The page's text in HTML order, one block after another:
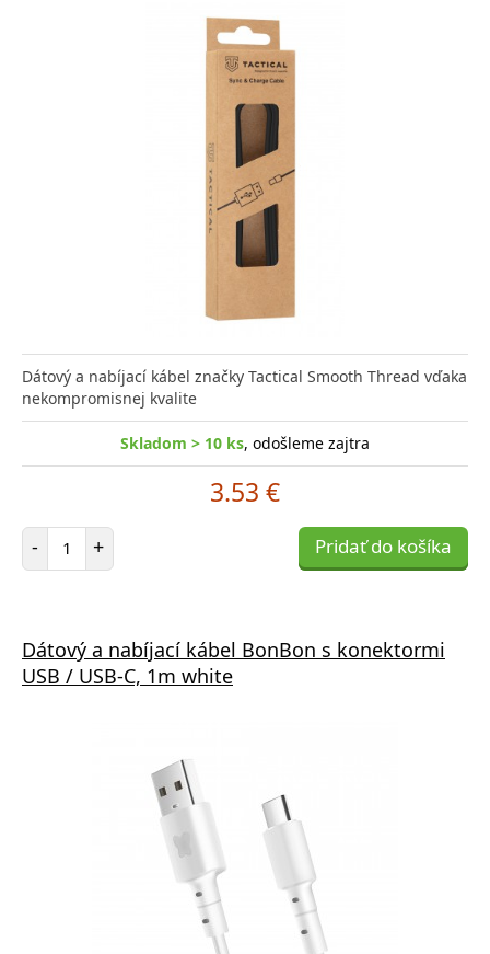
Dátový a nabíjací kábel značky Tactical Smooth Thread vďaka
nekompromisnej kvalite
Skladom > 10 ks, odošleme zajtra
3.53 €
- Počet položiek
+ Pridať do košíka
Dátový a nabíjací kábel BonBon s konektormi
USB / USB-C, 1m white